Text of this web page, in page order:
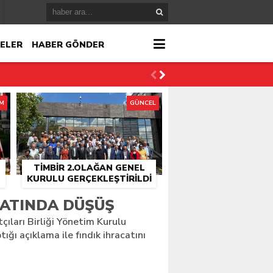
HABER GÖNDER
TİMBİR 2.OLAĞAN GENEL
KURULU GERÇEKLEŞTIRILDI
GÜNCEL
DÜŞÜŞ
Birliği Yönetim Kurulu
açıklama ile fındık ihracatını